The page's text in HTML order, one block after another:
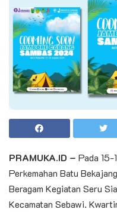
PRAMUKA.ID – Pada
Perkemahan Batu Bekajang
Beragam Kegiatan Seru
Kecamatan Sebawi.